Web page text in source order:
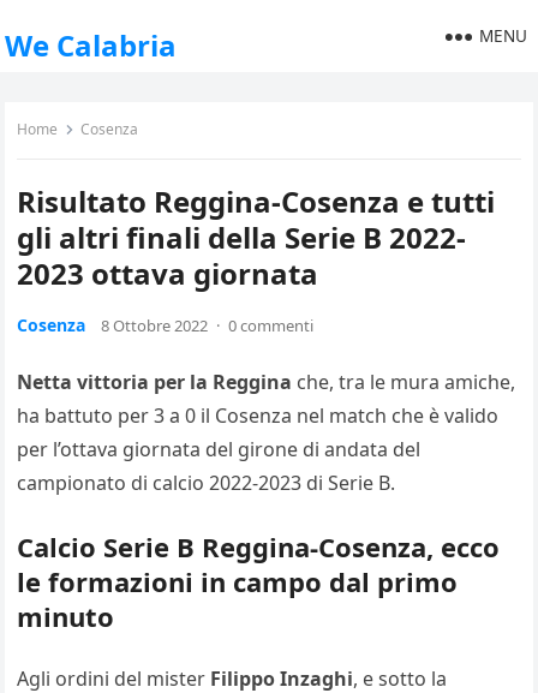
We Calabria MENU
Home Cosenza
Risultato Reggina-Cosenza e tutti
gli altri finali della Serie B 2022-
2023 ottava giornata
Cosenza 8 Ottobre 2022 · 0 commenti
Netta vittoria per la Reggina che, tra le mura amiche,
ha battuto per 3 a 0 il Cosenza nel match che è valido
per l’ottava giornata del girone di andata del
campionato di calcio 2022-2023 di Serie B.
Calcio Serie B Reggina-Cosenza, ecco
le formazioni in campo dal primo
minuto
Agli ordini del mister Filippo Inzaghi, e sotto la